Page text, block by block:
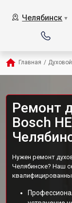
Челябинск ▼
Главная /
Ремонт
Bosch
Нужен ремонт
Челябинске? Наш